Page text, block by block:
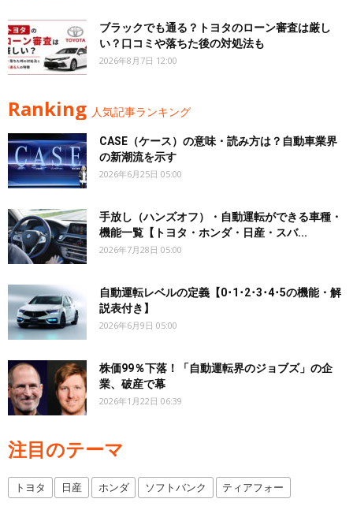
ブラックでも通る？トヨタのローン審査は厳し
い？口コミや落ちた後の対処法も
2026年8月7日 12:00
Ranking 人気記事ランキング
CASE（ケース）の意味・読み方は？自動車業界
の新潮流を示す
2026年6月25日 05:00
手放し（ハンズオフ）・自動運転ができる車種・
機能一覧【トヨタ・ホンダ・日産・スバ...
2026年7月28日 05:00
自動運転レベルの定義【0･1･2･3･4･5の機能・解
説表付き】
2026年6月9日 05:00
株価99％下落！「自動運転界のジョブズ」の企
業、破産で幕
2026年1月22日 06:39
注目のテーマ
トヨタ 日産 ホンダ ソフトバンク ティアフォー